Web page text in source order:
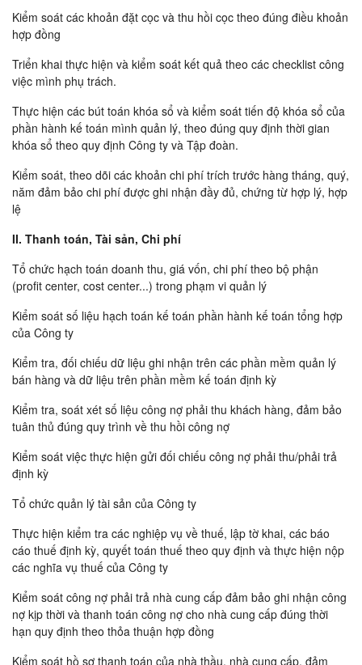
Kiểm soát các khoản đặt cọc và thu hồi cọc theo đúng điều khoản
hợp đồng
Triển khai thực hiện và kiểm soát kết quả theo các checklist công
việc mình phụ trách.
Thực hiện các bút toán khóa sổ và kiểm soát tiến độ khóa sổ của
phần hành kế toán mình quản lý, theo đúng quy định thời gian
khóa sổ theo quy định Công ty và Tập đoàn.
Kiểm soát, theo dõi các khoản chi phí trích trước hàng tháng, quý,
năm đảm bảo chi phí được ghi nhận đầy đủ, chứng từ hợp lý, hợp
lệ
II. Thanh toán, Tài sản, Chi phí
Tổ chức hạch toán doanh thu, giá vốn, chi phí theo bộ phận
(profit center, cost center...) trong phạm vi quản lý
Kiểm soát số liệu hạch toán kế toán phần hành kế toán tổng hợp
của Công ty
Kiểm tra, đối chiếu dữ liệu ghi nhận trên các phần mềm quản lý
bán hàng và dữ liệu trên phần mềm kế toán định kỳ
Kiểm tra, soát xét số liệu công nợ phải thu khách hàng, đảm bảo
tuân thủ đúng quy trình về thu hồi công nợ
Kiểm soát việc thực hiện gửi đối chiếu công nợ phải thu/phải trả
định kỳ
Tổ chức quản lý tài sản của Công ty
Thực hiện kiểm tra các nghiệp vụ về thuế, lập tờ khai, các báo
cáo thuế định kỳ, quyết toán thuế theo quy định và thực hiện nộp
các nghĩa vụ thuế của Công ty
Kiểm soát công nợ phải trả nhà cung cấp đảm bảo ghi nhận công
nợ kịp thời và thanh toán công nợ cho nhà cung cấp đúng thời
hạn quy định theo thỏa thuận hợp đồng
Kiểm soát hồ sơ thanh toán của nhà thầu, nhà cung cấp, đảm